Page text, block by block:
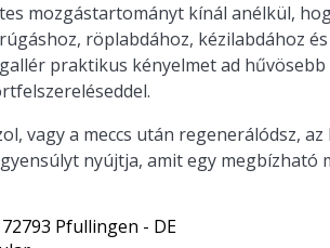
mozgástartományt kínál anélkül,
röplabdához, kézilabdához
praktikus kényelmet ad
vagy a meccs után regenerálódsz, az
nyújtja, amit egy megbízható
Pfullingen - DE